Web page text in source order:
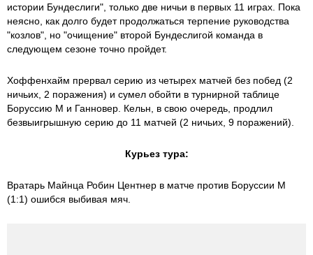
истории Бундеслиги", только две ничьи в первых 11 играх. Пока
неясно, как долго будет продолжаться терпение руководства
"козлов", но "очищение" второй Бундеслигой команда в
следующем сезоне точно пройдет.
Хоффенхайм прервал серию из четырех матчей без побед (2
ничьих, 2 поражения) и сумел обойти в турнирной таблице
Боруссию М и Ганновер. Кельн, в свою очередь, продлил
безвыигрышную серию до 11 матчей (2 ничьих, 9 поражений).
Курьез тура:
Вратарь Майнца Робин Центнер в матче против Боруссии М
(1:1) ошибся выбивая мяч.